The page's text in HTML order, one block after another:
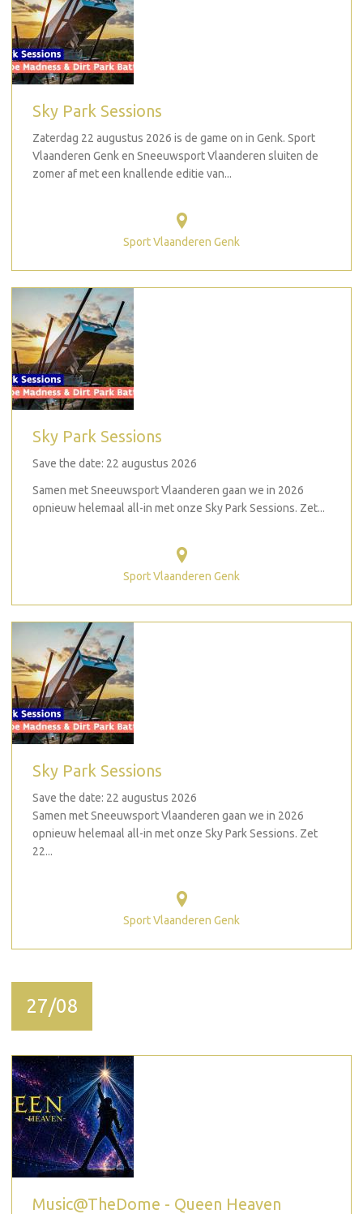
Sky Park Sessions
Zaterdag 22 augustus 2026 is de game on in Genk. Sport
Vlaanderen Genk en Sneeuwsport Vlaanderen sluiten de
zomer af met een knallende editie van...
Sport Vlaanderen Genk
Sky Park Sessions
Save the date: 22 augustus 2026
Samen met Sneeuwsport Vlaanderen gaan we in 2026
opnieuw helemaal all-in met onze Sky Park Sessions. Zet...
Sport Vlaanderen Genk
Sky Park Sessions
Save the date: 22 augustus 2026
Samen met Sneeuwsport Vlaanderen gaan we in 2026
opnieuw helemaal all-in met onze Sky Park Sessions. Zet
22...
Sport Vlaanderen Genk
27/08
Music@TheDome - Queen Heaven